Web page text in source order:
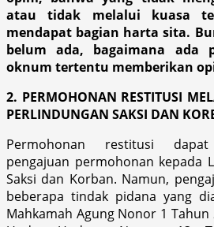
atau tidak melalui kuasa
mendapat bagian harta sita.
belum ada, bagaimana ada
oknum tertentu memberikan
2. PERMOHONAN RESTITUSI
PERLINDUNGAN SAKSI DAN
Permohonan restitusi
pengajuan permohonan kepada
Saksi dan Korban. Namun,
beberapa tindak pidana yang
Mahkamah Agung Nonor 1 Tahun